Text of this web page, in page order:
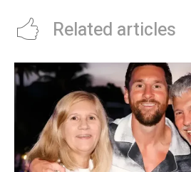
Related articles